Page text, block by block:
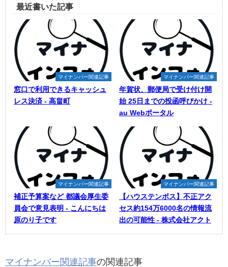
最近書いた記事
マイナンバー関連記事
窓口で利用できるキャッシュ
レス決済 - 高畠町
マイナンバー関連記事
年賀状、郵便局で受け付け開
始 25日までの投函呼びかけ -
au Webポータル
マイナンバー関連記事
補正予算案など 都議会厚生委
員会で意見表明 - こんにちは
原のり子です
マイナンバー関連記事
【ハウステンボス】不正アク
セス約154万6000名の情報流
出の可能性 - 株式会社アクト
マイナンバー関連記事の関連記事